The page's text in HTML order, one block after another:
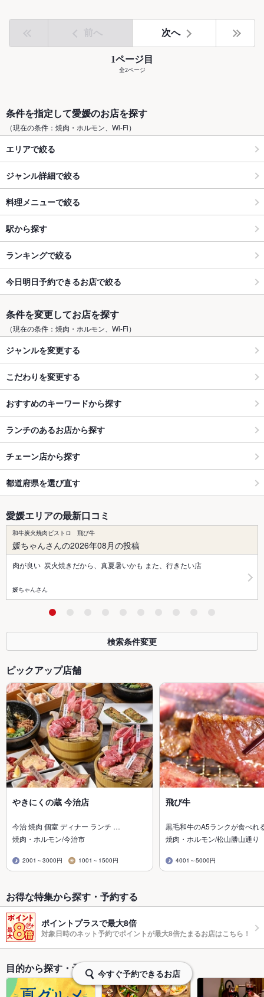
前へ 次へ
1ページ目
全2ページ
条件を指定して愛媛のお店を探す
（現在の条件：焼肉・ホルモン、Wi-Fi）
エリアで絞る
ジャンル詳細で絞る
料理メニューで絞る
駅から探す
ランキングで絞る
今日明日予約できるお店で絞る
条件を変更してお店を探す
（現在の条件：焼肉・ホルモン、Wi-Fi）
ジャンルを変更する
こだわりを変更する
おすすめのキーワードから探す
ランチのあるお店から探す
チェーン店から探す
都道府県を選び直す
愛媛エリアの最新口コミ
和牛炭火焼肉ビストロ 飛び牛
媛ちゃんさんの2026年08月の投稿
肉が良い 炭火焼きだから、真夏暑いかも また、行きたい店
媛ちゃんさん
検索条件変更
ピックアップ店舗
やきにくの蔵 今治店
今治 焼肉 個室 ディナー ランチ …
焼肉・ホルモン/今治市
2001～3000円 1001～1500円
飛び牛
黒毛和牛のA5ランクが食べれ
焼肉・ホルモン/松山勝山通り
4001～5000円
お得な特集から探す・予約する
ポイントプラスで最大8倍
対象日時のネット予約でポイントが最大8倍たまるお店はこちら！
目的から探す・予約する今すぐ予約できるお店